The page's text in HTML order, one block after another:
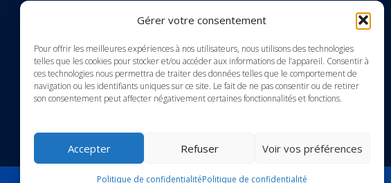
Gérer votre consentement
Pour offrir les meilleures expériences à nos utilisateurs, nous utilisons des technologies
telles que les cookies pour stocker et/ou accéder aux informations de l’appareil. Consentir à
ces technologies nous permettra de traiter des données telles que le comportement de
navigation ou les identifiants uniques sur ce site. Le fait de ne pas consentir ou de retirer
son consentement peut affecter négativement certaines fonctionnalités et fonctions.
Accepter Refuser Voir vos préférences
Politique de confidentialitéPolitique de confidentialité
Instagram
Youtube
LinkedIn